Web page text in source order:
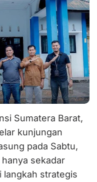
Sumatera Barat,
kunjungan
pada Sabtu,
sekadar
langkah strategis